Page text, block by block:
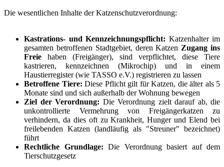
Die wesentlichen Inhalte der Katzenschutzverordnung:
Kastrations- und Kennzeichnungspflicht: Katzenhalter im
gesamten betroffenen Stadtgebiet, deren KatzenZugang ins
Freie haben (Freigänger), sind verpflichtet, diese Tiere
kastrieren, kennzeichnen (Mikrochip) und in einem
Haustierregister (wie TASSO e.V.) registrieren zu lassen
Betroffene Tiere: Diese Pflicht gilt für Katzen, die älter als 5
Monate sind und sich außerhalb der Wohnung bewegen
Ziel der Verordnung: Die Verordnung zielt darauf ab, die
unkontrollierte Vermehrung von Freigängerkatzen zu
verhindern, da dies oft zu Krankheit, Hunger und Elend bei
freilebenden Katzen (landläufig als "Streuner" bezeichnet)
führt
Rechtliche Grundlage: Die Verordnung basiert auf dem
Tierschutzgesetz